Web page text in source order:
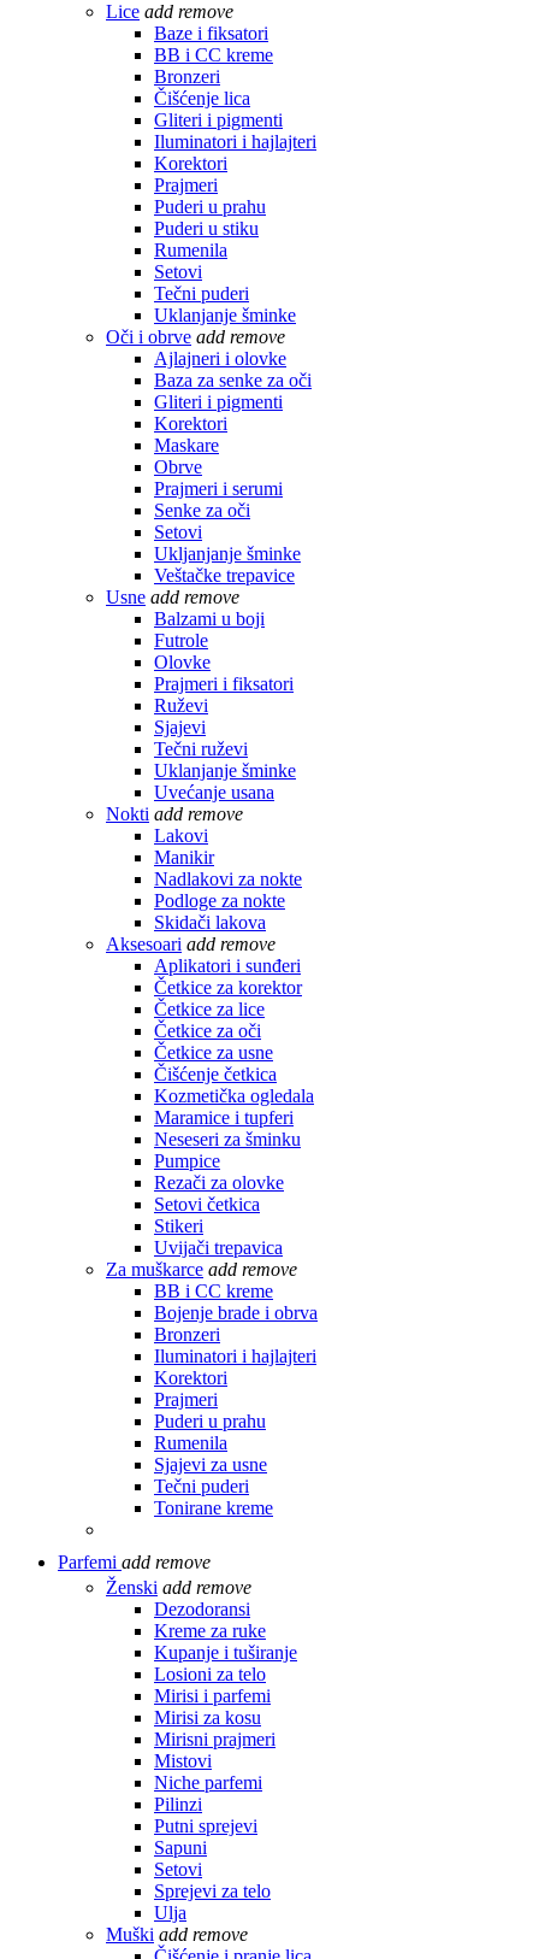
Lice add remove
Baze i fiksatori
BB i CC kreme
Bronzeri
Čišćenje lica
Gliteri i pigmenti
Iluminatori i hajlajteri
Korektori
Prajmeri
Puderi u prahu
Puderi u stiku
Rumenila
Setovi
Tečni puderi
Uklanjanje šminke
Oči i obrve add remove
Ajlajneri i olovke
Baza za senke za oči
Gliteri i pigmenti
Korektori
Maskare
Obrve
Prajmeri i serumi
Senke za oči
Setovi
Ukljanjanje šminke
Veštačke trepavice
Usne add remove
Balzami u boji
Futrole
Olovke
Prajmeri i fiksatori
Ruževi
Sjajevi
Tečni ruževi
Uklanjanje šminke
Uvećanje usana
Nokti add remove
Lakovi
Manikir
Nadlakovi za nokte
Podloge za nokte
Skidači lakova
Aksesoari add remove
Aplikatori i sunđeri
Četkice za korektor
Četkice za lice
Četkice za oči
Četkice za usne
Čišćenje četkica
Kozmetička ogledala
Maramice i tupferi
Neseseri za šminku
Pumpice
Rezači za olovke
Setovi četkica
Stikeri
Uvijači trepavica
Za muškarce add remove
BB i CC kreme
Bojenje brade i obrva
Bronzeri
Iluminatori i hajlajteri
Korektori
Prajmeri
Puderi u prahu
Rumenila
Sjajevi za usne
Tečni puderi
Tonirane kreme
Parfemi add remove
Ženski add remove
Dezodoransi
Kreme za ruke
Kupanje i tuširanje
Losioni za telo
Mirisi i parfemi
Mirisi za kosu
Mirisni prajmeri
Mistovi
Niche parfemi
Pilinzi
Putni sprejevi
Sapuni
Setovi
Sprejevi za telo
Ulja
Muški add remove